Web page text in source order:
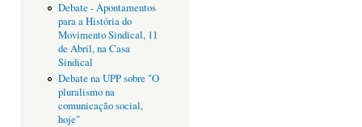
Debate - Apontamentos
para a História do
Movimento Sindical, 11
de Abril, na Casa
Sindical
Debate na UPP sobre "O
pluralismo na
comunicação social,
hoje"